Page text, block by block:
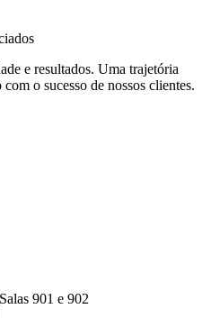
e resultados. Uma trajetória
o sucesso de nossos clientes.
901 e 902